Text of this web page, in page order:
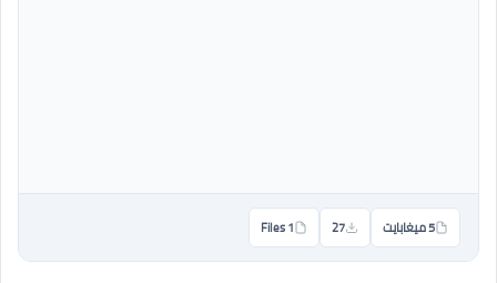
5 ميغابايت 27
1 Files